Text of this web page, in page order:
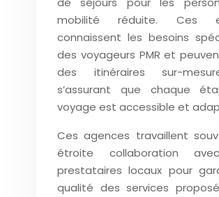
mobilité réduite. Ces
connaissent les besoins
des voyageurs PMR et
des itinéraires sur-
s’assurant que chaque
voyage est accessible et
Ces agences travaillent
étroite collaboration
prestataires locaux pour
qualité des services